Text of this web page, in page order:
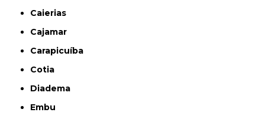
Caierias
Cajamar
Carapicuíba
Cotia
Diadema
Embu